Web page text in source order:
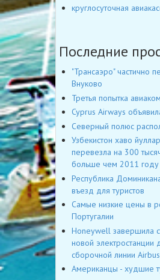
круглосуточная
Последние
"Трансаэро" частично
Внуково
Третья попытка
Cyprus Airways
Северный полюс
Узбекистон хаво
перевезла на 300
больше чем 2011 году
Республика
въезд для туристов
Самые низкие цены в
Португалии
Honeywell завершила
новой электростанции
сборочной линии Airbus
Американцы - худшие